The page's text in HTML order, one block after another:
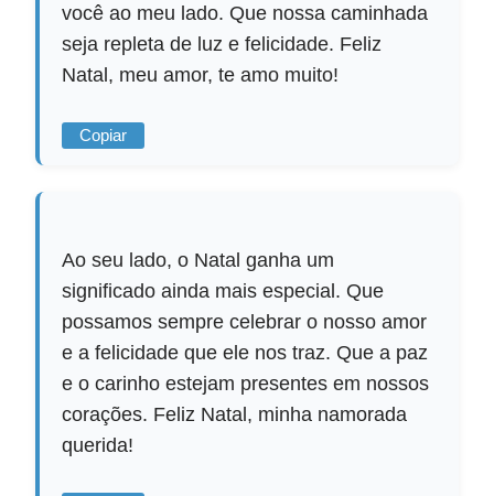
você ao meu lado. Que nossa caminhada
seja repleta de luz e felicidade. Feliz
Natal, meu amor, te amo muito!
Copiar
Ao seu lado, o Natal ganha um
significado ainda mais especial. Que
possamos sempre celebrar o nosso amor
e a felicidade que ele nos traz. Que a paz
e o carinho estejam presentes em nossos
corações. Feliz Natal, minha namorada
querida!